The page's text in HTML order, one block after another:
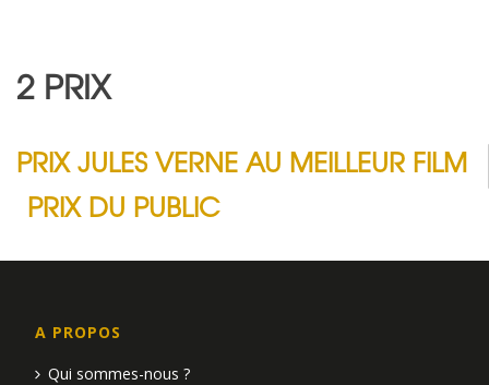
2 PRIX
PRIX JULES VERNE AU MEILLEUR FILM
PRIX DU PUBLIC
A PROPOS
Qui sommes-nous ?